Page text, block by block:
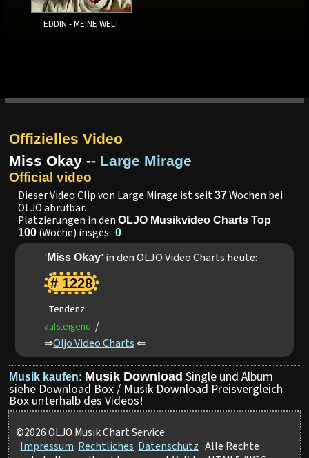
EDDIN - MEINE WELT
Offizielles Video
Miss Okay -- Large Mirage
Official video
Dieser Video Clip von Large Mirage ist seit37Wochen bei
OLJO abrufbar.
Platzierungen in denOLJO Musikvideo Charts Top
100 (Woche) insges.:0
'Miss Okay' in den OLJO Video Charts heute:
# 1228
Tendenz:
aufsteigend /
⇒Oljo Video Charts ⇐
Musik kaufen: Musik Download Single und Album
siehe Download Box / Musik Download Preisvergleich
Box unterhalb des Videos!
©2026 OLJO Musik Chart Service
Impressum Rechtliches Datenschutz Alle Rechte